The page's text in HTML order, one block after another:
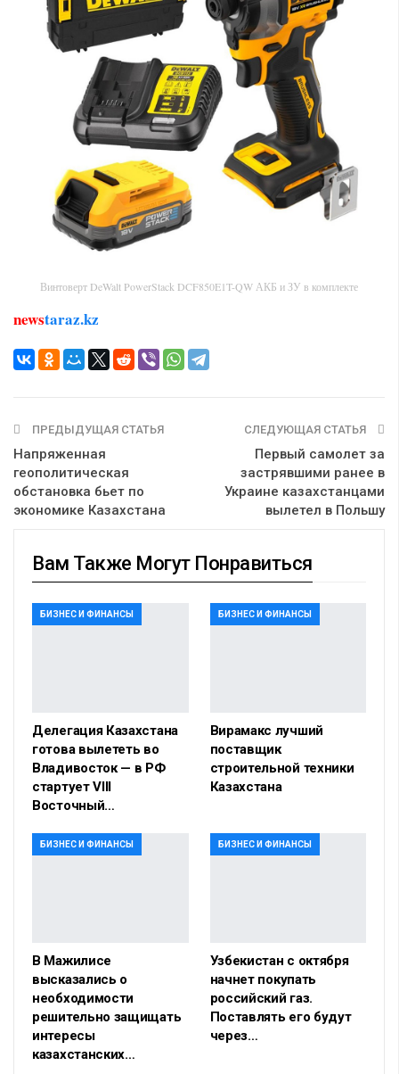
Винтоверт DeWalt PowerStack DCF850E1T-QW АКБ и ЗУ в комплекте
newstaraz.kz
ПРЕДЫДУЩАЯ СТАТЬЯ
Напряженная
геополитическая
обстановка бьет по
экономике Казахстана
СЛЕДУЮЩАЯ СТАТЬЯ
Первый самолет за
застрявшими ранее в
Украине казахстанцами
вылетел в Польшу
Вам Также Могут Понравиться
БИЗНЕС И ФИНАНСЫ
Делегация Казахстана
готова вылететь во
Владивосток — в РФ
стартует VIII
Восточный…
БИЗНЕС И ФИНАНСЫ
Вирамакс лучший
поставщик
строительной техники
Казахстана
БИЗНЕС И ФИНАНСЫ
В Мажилисе
высказались о
необходимости
решительно защищать
интересы
казахстанских…
БИЗНЕС И ФИНАНСЫ
Узбекистан с октября
начнет покупать
российский газ.
Поставлять его будут
через…